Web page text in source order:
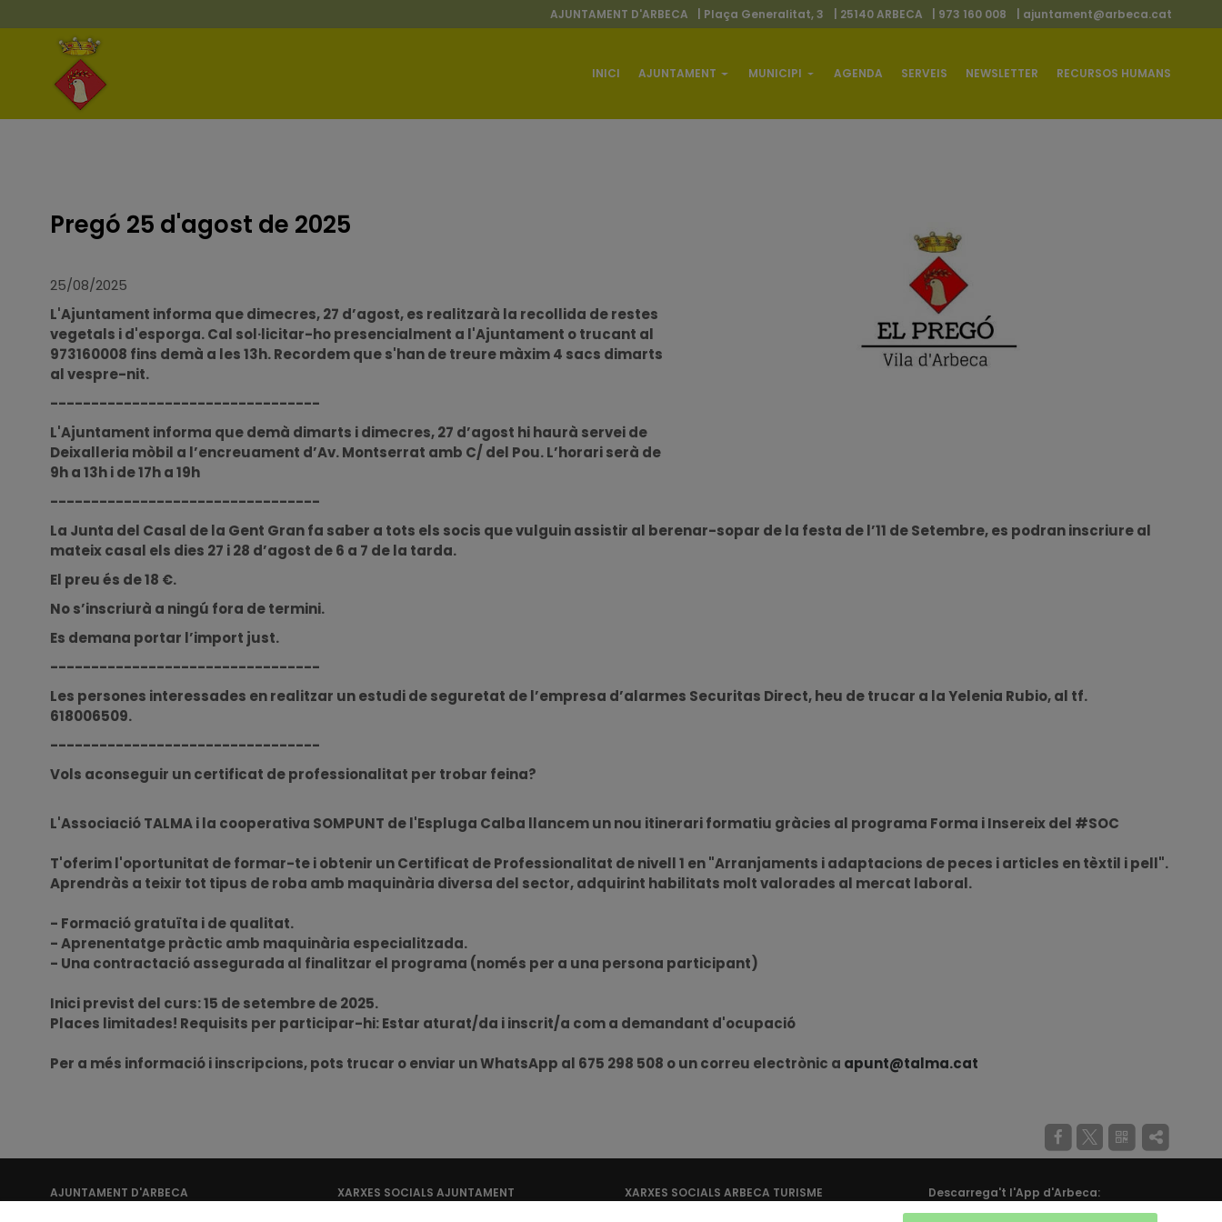
AJUNTAMENT D'ARBECA | Plaça Generalitat, 3 | 25140 ARBECA | 973 160 008 ajuntament@arbeca.cat
INICI AJUNTAMENT MUNICIPI AGENDA SERVEIS NEWSLETTER RECURSOS HUMANS
Pregó 25 d'agost de 2025
25/08/2025
L'Ajuntament informa que dimecres, 27 d’agost, es realitzarà la recollida de restes
vegetals i d'esporga. Cal sol·licitar-ho presencialment a l'Ajuntament o trucant al
973160008 fins demà a les 13h. Recordem que s'han de treure màxim 4 sacs dimarts
al vespre-nit.
---------------------------------
L'Ajuntament informa que demà dimarts i dimecres, 27 d’agost hi haurà servei de
Deixalleria mòbil a l’encreuament d’Av. Montserrat amb C/ del Pou. L’horari serà de
9h a 13h i de 17h a 19h
---------------------------------
La Junta del Casal de la Gent Gran fa saber a tots els socis que vulguin assistir al berenar-sopar de la festa de l’11 de Setembre, es podran inscriure al
mateix casal els dies 27 i 28 d’agost de 6 a 7 de la tarda.
El preu és de 18 €.
No s’inscriurà a ningú fora de termini.
Es demana portar l’import just.
---------------------------------
Les persones interessades en realitzar un estudi de seguretat de l’empresa d’alarmes Securitas Direct, heu de trucar a la Yelenia Rubio, al tf.
618006509.
---------------------------------
Vols aconseguir un certificat de professionalitat per trobar feina?
L'Associació TALMA i la cooperativa SOMPUNT de l'Espluga Calba llancem un nou itinerari formatiu gràcies al programa Forma i Insereix del #SOC
T'oferim l'oportunitat de formar-te i obtenir un Certificat de Professionalitat de nivell 1 en "Arranjaments i adaptacions de peces i articles en tèxtil i pell".
Aprendràs a teixir tot tipus de roba amb maquinària diversa del sector, adquirint habilitats molt valorades al mercat laboral.
- Formació gratuïta i de qualitat.
- Aprenentatge pràctic amb maquinària especialitzada.
- Una contractació assegurada al finalitzar el programa (només per a una persona participant)
Inici previst del curs: 15 de setembre de 2025.
Places limitades! Requisits per participar-hi: Estar aturat/da i inscrit/a com a demandant d'ocupació
Per a més informació i inscripcions, pots trucar o enviar un WhatsApp al 675 298 508 o un correu electrònic a apunt@talma.cat
AJUNTAMENT D'ARBECA XARXES SOCIALS AJUNTAMENT XARXES SOCIALS ARBECA TURISME Descarrega't l'App d'Arbeca: